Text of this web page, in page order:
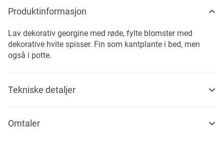
Produktinformasjon
Lav dekorativ georgine med røde, fylte blomster med
dekorative hvite spisser. Fin som kantplante i bed, men
også i potte.
Tekniske detaljer
Omtaler